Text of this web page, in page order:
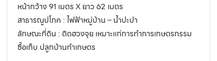
หน้ากว้าง 91 เมตร X ยาว 62 เมตร
สาธารณูปโภค : ไฟฟ้าหมู่บ้าน – น้ำปะปา
ลักษณะที่ดิน : ติดฮวงจุย เหมาะแก่การทำการเกษตรกรรม
ซื้อเก็บ ปลูกบ้านทำเกษตร